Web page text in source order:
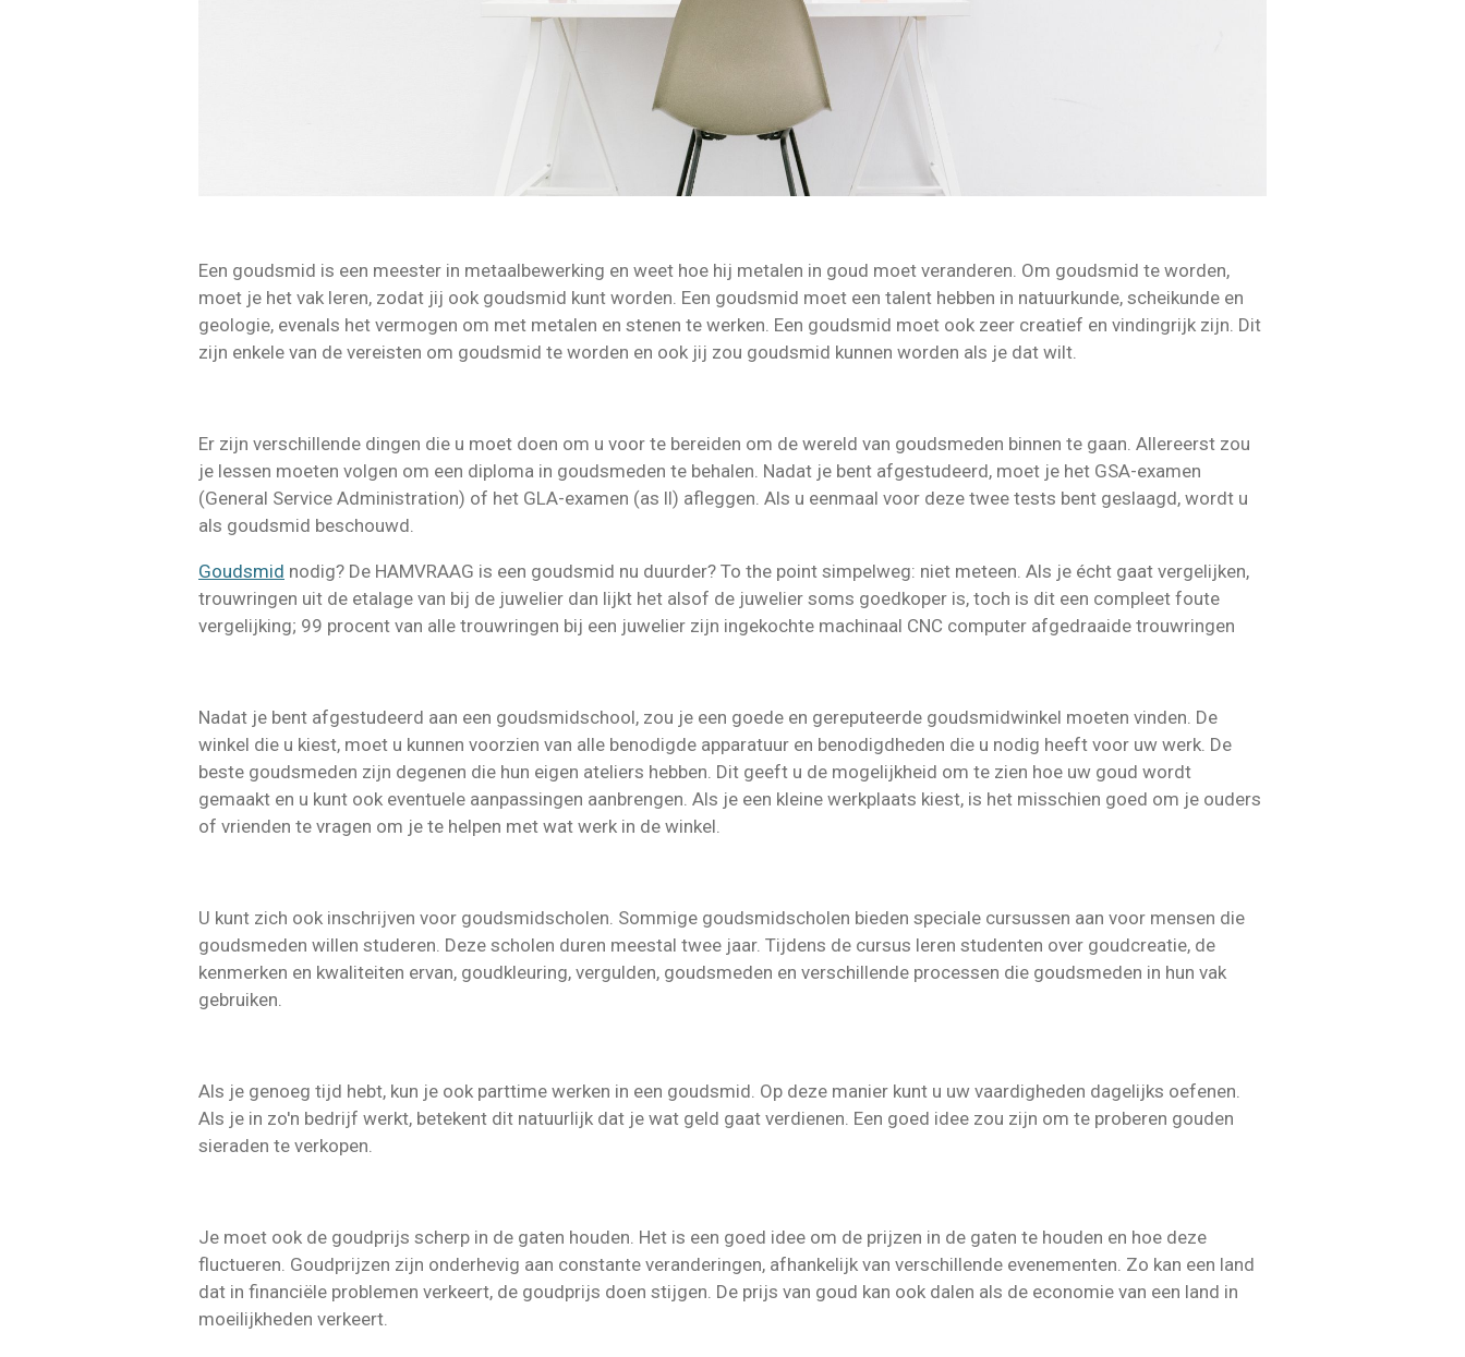
Een goudsmid is een meester in metaalbewerking en weet hoe hij metalen in goud moet veranderen. Om goudsmid te worden,
moet je het vak leren, zodat jij ook goudsmid kunt worden. Een goudsmid moet een talent hebben in natuurkunde, scheikunde en
geologie, evenals het vermogen om met metalen en stenen te werken. Een goudsmid moet ook zeer creatief en vindingrijk zijn. Dit
zijn enkele van de vereisten om goudsmid te worden en ook jij zou goudsmid kunnen worden als je dat wilt.
Er zijn verschillende dingen die u moet doen om u voor te bereiden om de wereld van goudsmeden binnen te gaan. Allereerst zou
je lessen moeten volgen om een diploma in goudsmeden te behalen. Nadat je bent afgestudeerd, moet je het GSA-examen
(General Service Administration) of het GLA-examen (as ll) afleggen. Als u eenmaal voor deze twee tests bent geslaagd, wordt u
als goudsmid beschouwd.
Goudsmid nodig? De HAMVRAAG is een goudsmid nu duurder? To the point simpelweg: niet meteen. Als je écht gaat vergelijken,
trouwringen uit de etalage van bij de juwelier dan lijkt het alsof de juwelier soms goedkoper is, toch is dit een compleet foute
vergelijking; 99 procent van alle trouwringen bij een juwelier zijn ingekochte machinaal CNC computer afgedraaide trouwringen
Nadat je bent afgestudeerd aan een goudsmidschool, zou je een goede en gereputeerde goudsmidwinkel moeten vinden. De
winkel die u kiest, moet u kunnen voorzien van alle benodigde apparatuur en benodigdheden die u nodig heeft voor uw werk. De
beste goudsmeden zijn degenen die hun eigen ateliers hebben. Dit geeft u de mogelijkheid om te zien hoe uw goud wordt
gemaakt en u kunt ook eventuele aanpassingen aanbrengen. Als je een kleine werkplaats kiest, is het misschien goed om je ouders
of vrienden te vragen om je te helpen met wat werk in de winkel.
U kunt zich ook inschrijven voor goudsmidscholen. Sommige goudsmidscholen bieden speciale cursussen aan voor mensen die
goudsmeden willen studeren. Deze scholen duren meestal twee jaar. Tijdens de cursus leren studenten over goudcreatie, de
kenmerken en kwaliteiten ervan, goudkleuring, vergulden, goudsmeden en verschillende processen die goudsmeden in hun vak
gebruiken.
Als je genoeg tijd hebt, kun je ook parttime werken in een goudsmid. Op deze manier kunt u uw vaardigheden dagelijks oefenen.
Als je in zo'n bedrijf werkt, betekent dit natuurlijk dat je wat geld gaat verdienen. Een goed idee zou zijn om te proberen gouden
sieraden te verkopen.
Je moet ook de goudprijs scherp in de gaten houden. Het is een goed idee om de prijzen in de gaten te houden en hoe deze
fluctueren. Goudprijzen zijn onderhevig aan constante veranderingen, afhankelijk van verschillende evenementen. Zo kan een land
dat in financiële problemen verkeert, de goudprijs doen stijgen. De prijs van goud kan ook dalen als de economie van een land in
moeilijkheden verkeert.